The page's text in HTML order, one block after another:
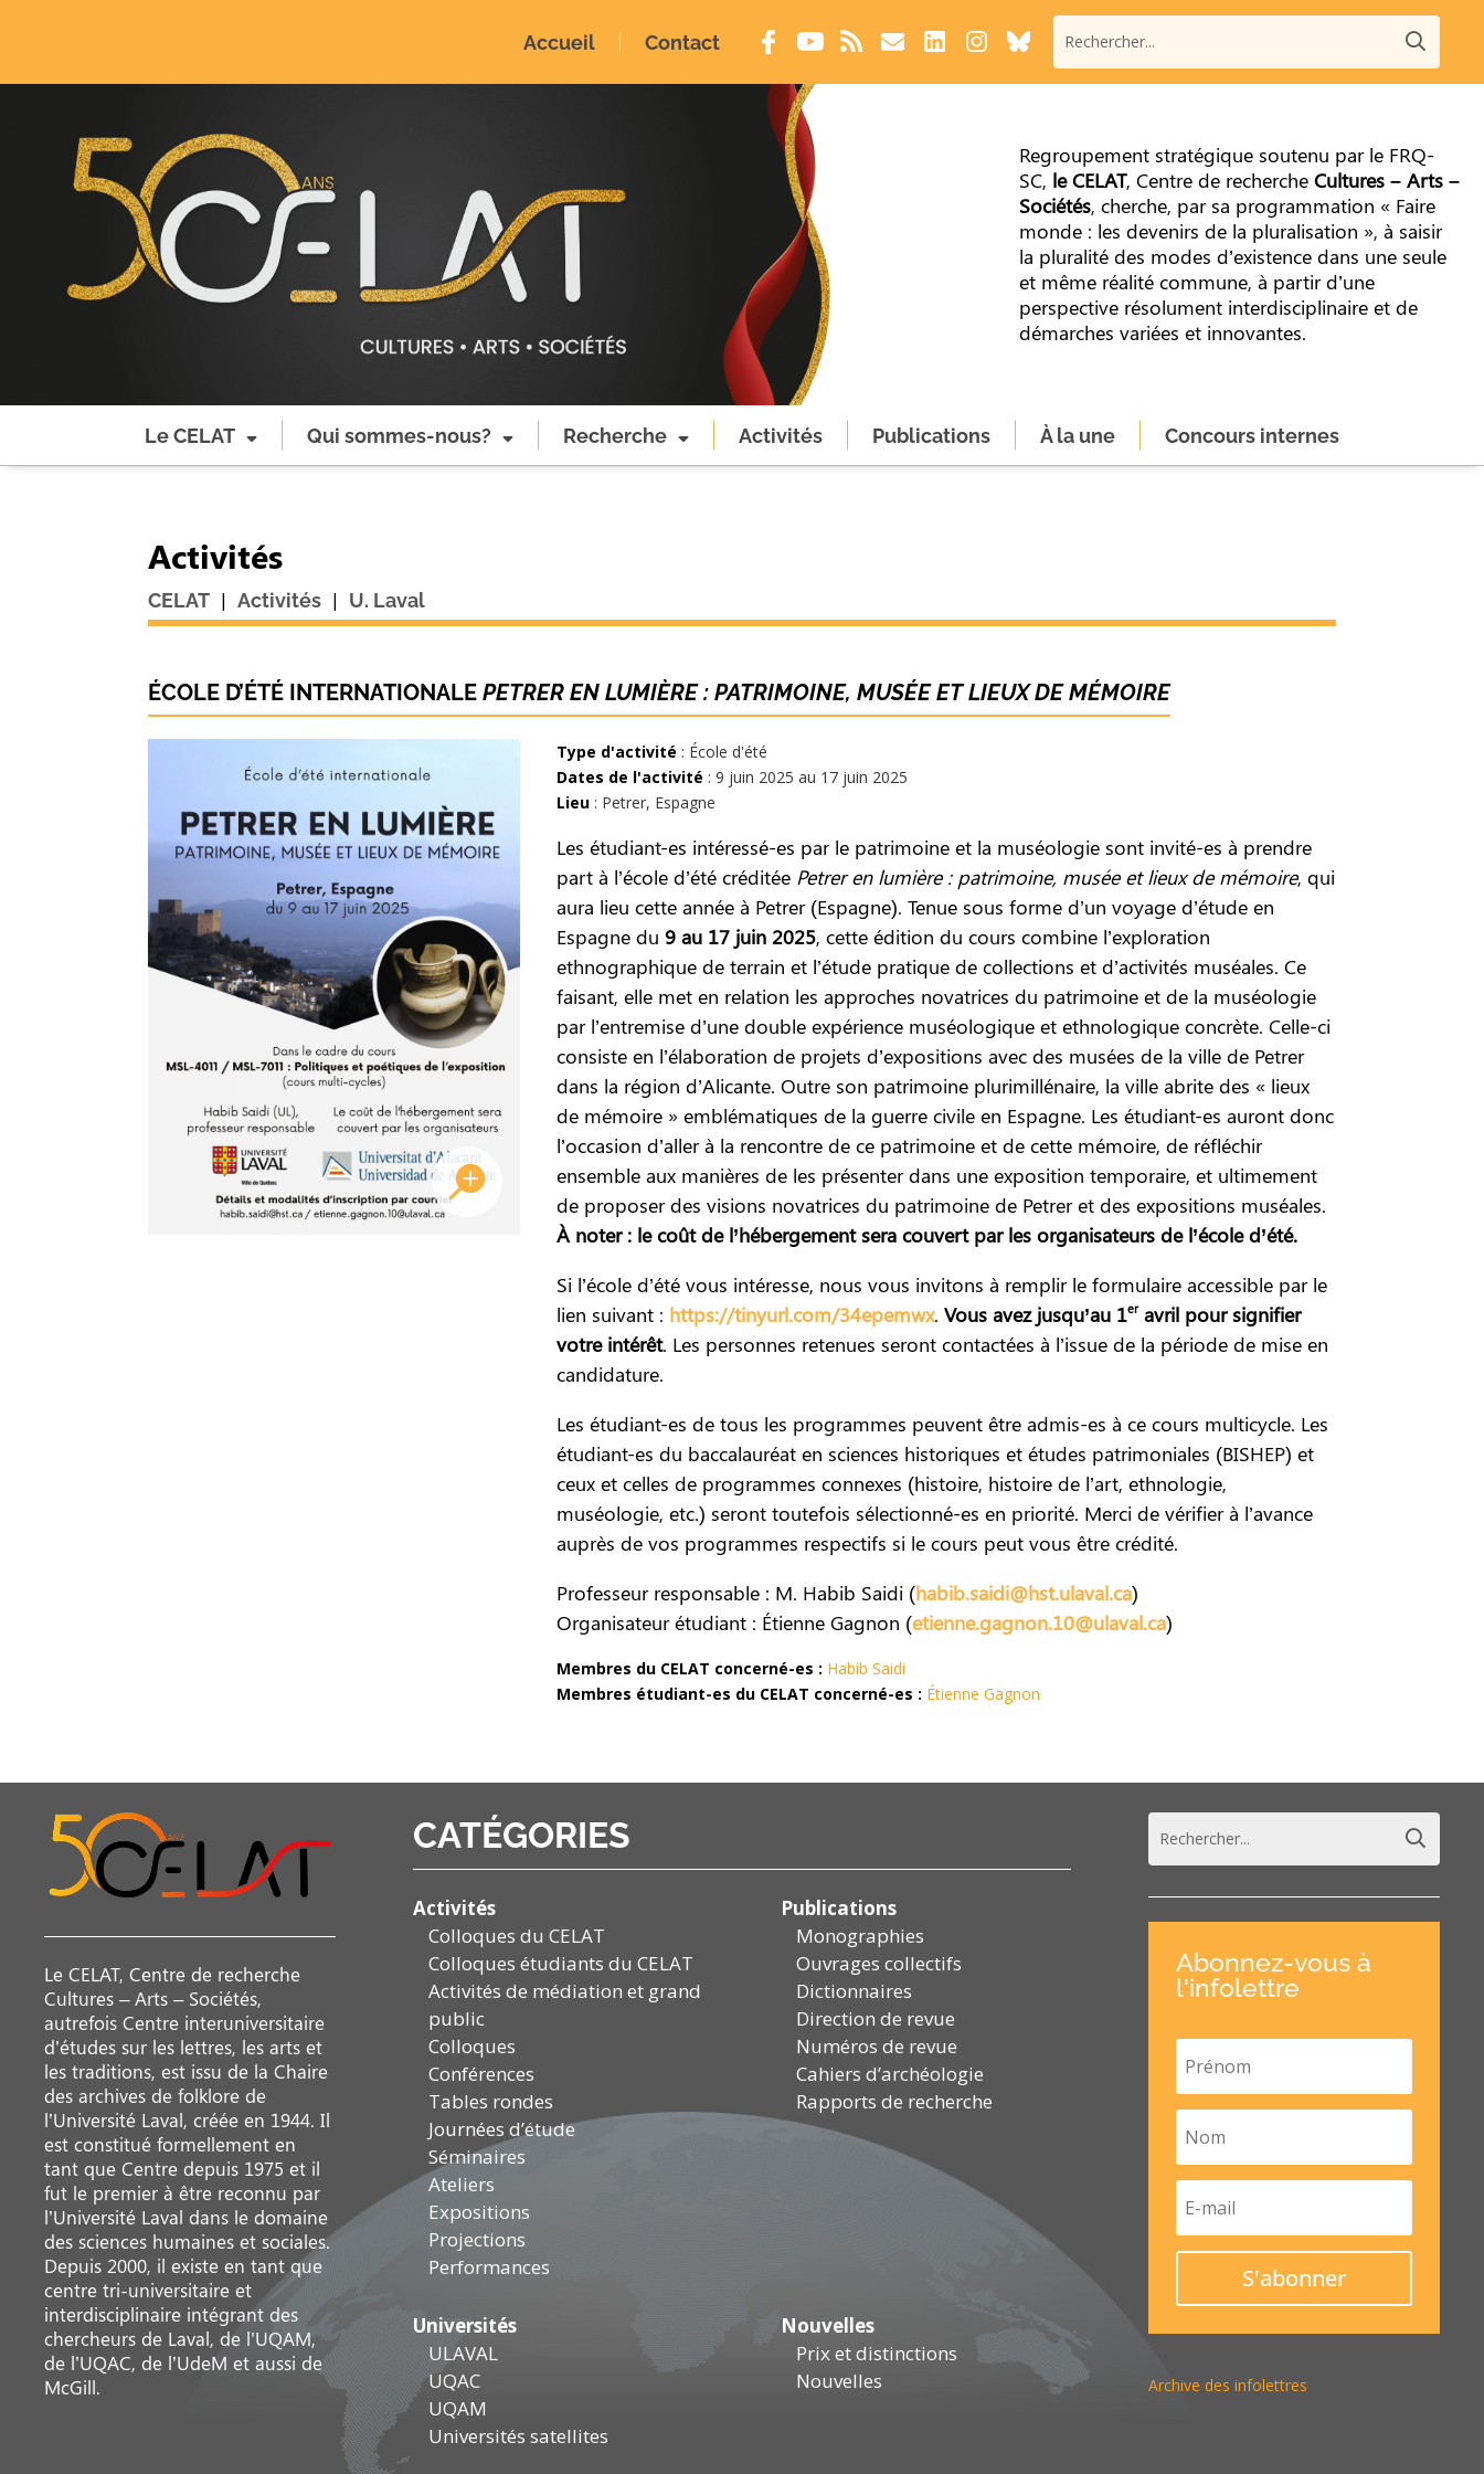
Accueil Contact
Regroupement stratégique soutenu par le FRQ-
SC, le CELAT, Centre de recherche Cultures – Arts –
Sociétés, cherche, par sa programmation « Faire
monde : les devenirs de la pluralisation », à saisir
la pluralité des modes d’existence dans une seule
et même réalité commune, à partir d’une
perspective résolument interdisciplinaire et de
démarches variées et innovantes.
Le CELAT Qui sommes-nous? Recherche Activités Publications À la une Concours internes
Activités
CELAT | Activités | U. Laval
ÉCOLE D’ÉTÉ INTERNATIONALEPETRER EN LUMIÈRE : PATRIMOINE, MUSÉE ET LIEUX DE MÉMOIRE
Type d'activité : École d'été
Dates de l'activité : 9 juin 2025 au 17 juin 2025
Lieu: Petrer, Espagne
Les étudiant-es intéressé-es par le patrimoine et la muséologie sont invité-es à prendre
part à l’école d’été créditée Petreren lumière : patrimoine, musée et lieux de mémoire, qui
aura lieu cette année à Petrer (Espagne). Tenue sous forme d’un voyage d’étude en
Espagne du 9 au 17 juin 2025, cette édition du cours combine l’exploration
ethnographique de terrain et l’étude pratique de collections et d’activités muséales. Ce
faisant, elle met en relation les approches novatrices du patrimoine et de la muséologie
par l’entremise d’une double expérience muséologique et ethnologique concrète. Celle-ci
consiste en l’élaboration de projets d’expositions avec des musées de la ville de Petrer
dans la région d’Alicante. Outre son patrimoine plurimillénaire, la ville abrite des « lieux
de mémoire » emblématiques de la guerre civile en Espagne. Les étudiant-es auront donc
l’occasion d’aller à la rencontre de ce patrimoine et de cette mémoire, de réfléchir
ensemble aux manières de les présenter dans une exposition temporaire, et ultimement
de proposer des visions novatrices du patrimoine de Petrer et des expositions muséales.
À noter : le coût de l’hébergement sera couvert par les organisateurs de l’école d’été.
Si l’école d’été vous intéresse, nous vous invitons à remplir le formulaire accessible par le
lien suivant : https://tinyurl.com/34epemwx. Vous avez jusqu’au 1eravril pour signifier
votre intérêt. Les personnes retenues seront contactées à l’issue de la période de mise en
candidature.
Les étudiant-es de tous les programmes peuvent être admis-es à ce cours multicycle. Les
étudiant-es du baccalauréat en sciences historiques et études patrimoniales (BISHEP) et
ceux et celles de programmes connexes (histoire, histoire de l’art, ethnologie,
muséologie, etc.) seront toutefois sélectionné-es en priorité. Merci de vérifier à l’avance
auprès de vos programmes respectifs si le cours peut vous être crédité.
Professeur responsable : M. Habib Saidi (habib.saidi@hst.ulaval.ca)
Organisateur étudiant : Étienne Gagnon (etienne.gagnon.10@ulaval.ca)
Membres du CELAT concerné-es : Habib Saidi
Membres étudiant-es du CELAT concerné-es : Étienne Gagnon
Le CELAT, Centre de recherche
Cultures – Arts – Sociétés,
autrefois Centre interuniversitaire
d’études sur les lettres, les arts et
les traditions, est issu de la Chaire
des archives de folklore de
l’Université Laval, créée en 1944. Il
est constitué formellement en
tant que Centre depuis 1975 et il
fut le premier à être reconnu par
l’Université Laval dans le domaine
des sciences humaines et sociales.
Depuis 2000, il existe en tant que
centre tri-universitaire et
interdisciplinaire intégrant des
chercheurs de Laval, de l’UQAM,
de l’UQAC, de l’UdeM et aussi de
McGill.
CATÉGORIES
Activités
Colloques du CELAT
Colloques étudiants du CELAT
Activités de médiation et grand
public
Colloques
Conférences
Tables rondes
Journées d’étude
Séminaires
Ateliers
Expositions
Projections
Performances
Publications
Monographies
Ouvrages collectifs
Dictionnaires
Direction de revue
Numéros de revue
Cahiers d’archéologie
Rapports de recherche
Universités
ULAVAL
UQAC
UQAM
Universités satellites
Nouvelles
Prix et distinctions
Nouvelles
Abonnez-vous à
l'infolettre
S'abonner
Archive des infolettres